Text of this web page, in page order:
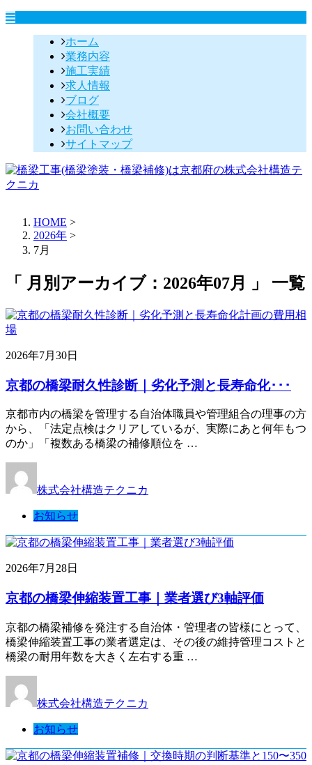
ホーム
業務内容
施工実績
求人情報
ブログ
会社概要
お問い合わせ
サイトマップ
HOME >
2026年 >
7月
「 月別アーカイブ：2026年07月 」 一覧
2026年7月30日
京都の橋梁耐久性診断｜劣化予測と長寿命化･･･
京都市内の橋梁を管理する自治体職員や管理組合の理事の方
から、「法定点検はクリアしているが、実際にあと何年もつ
のか」「複数ある橋梁の補修順位を …
株式会社構造テクニカ
お知らせ
2026年7月28日
京都の橋梁伸縮装置工事｜業者選び3軸評価
京都の橋梁補修を発注する自治体・管理者の皆様にとって、
橋梁伸縮装置工事の業者選定は、その後の維持管理コストと
橋梁の耐用年数を大きく左右する重 …
株式会社構造テクニカ
お知らせ